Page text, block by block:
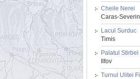
Cheile Nerei
Caras-Severin
Lacul Surduc
Timis
Palatul
Ilfov
Turnul Ulitei